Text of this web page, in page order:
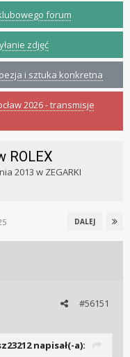
forum
zdjęć
i sztuka konkretna
2026 - transmisje
ROLEX
2013 w ZEGARKI
DALEJ
#56151
napisał(-a):